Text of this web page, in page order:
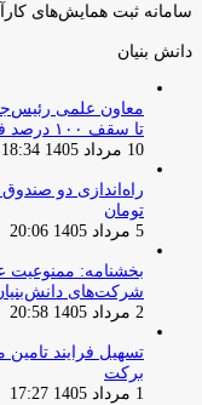
سامانه ثبت همایش‌های
دانش‌ بنیان‌
معاون علمی
تا سقف ۱۰۰ درصد فروش دانش‌بنیان‌ها
10 مرداد 1405 18:34
راه‌اندازی دو صندوق
تومان
5 مرداد 1405 20:06
بخشنامه: ممنوعیت
شرکت‌های
2 مرداد 1405 20:58
تسهیل فرایند
برکت
1 مرداد 1405 17:27